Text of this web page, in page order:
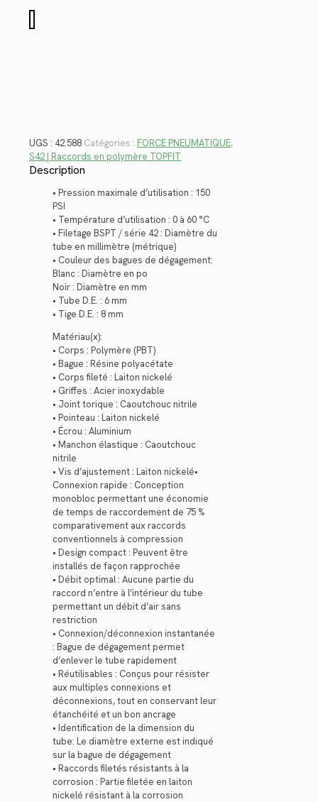
de
UGS : 42.588 Catégories : FORCE PNEUMATIQUE,
S42 | Raccords en polymère TOPFIT
Description
• Pression maximale d’utilisation : 150
PSI
• Température d’utilisation : 0 à 60 °C
• Filetage BSPT / série 42 : Diamètre du
tube en millimètre (métrique)
• Couleur des bagues de dégagement:
Blanc : Diamètre en po
Noir : Diamètre en mm
• Tube D.E. : 6 mm
• Tige D.E. : 8 mm
Matériau(x):
• Corps : Polymère (PBT)
• Bague : Résine polyacétate
• Corps fileté : Laiton nickelé
• Griffes : Acier inoxydable
• Joint torique : Caoutchouc nitrile
• Pointeau : Laiton nickelé
• Écrou : Aluminium
• Manchon élastique : Caoutchouc
nitrile
• Vis d’ajustement : Laiton nickelé•
Connexion rapide : Conception
monobloc permettant une économie
de temps de raccordement de 75 %
comparativement aux raccords
conventionnels à compression
• Design compact : Peuvent être
installés de façon rapprochée
• Débit optimal : Aucune partie du
raccord n’entre à l’intérieur du tube
permettant un débit d’air sans
restriction
• Connexion/déconnexion instantanée
: Bague de dégagement permet
d’enlever le tube rapidement
• Réutilisables : Conçus pour résister
aux multiples connexions et
déconnexions, tout en conservant leur
étanchéité et un bon ancrage
• Identification de la dimension du
tube: Le diamètre externe est indiqué
sur la bague de dégagement
• Raccords filetés résistants à la
corrosion : Partie filetée en laiton
nickelé résistant à la corrosion